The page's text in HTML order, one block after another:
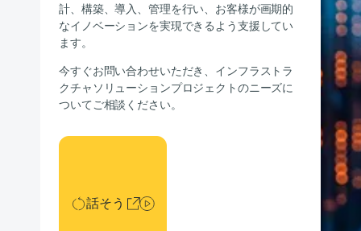
計、構築、導入、管理を行い、お客様が画期的
なイノベーションを実現できるよう支援してい
ます。
今すぐお問い合わせいただき、インフラストラ
クチャソリューションプロジェクトのニーズに
ついてご相談ください。
話そう
話そう